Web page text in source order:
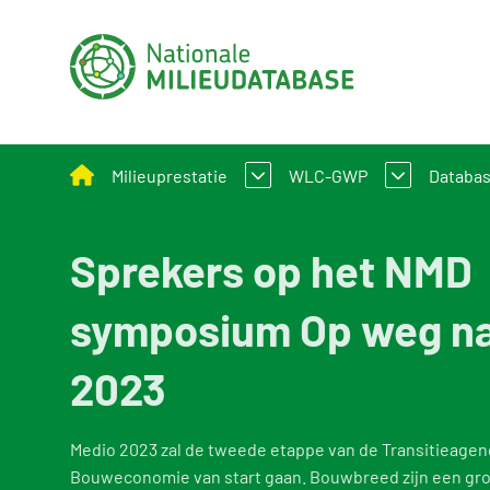
Milieuprestatie
Bepalingsmethode Milieuprestatie Bouwwerken
Milieuprestatieberekening
Rekeninstrumenten
Beleid en regelgeving
WLC-GWP
Wat is WLC-GWP
Over
Sprekers op het NMD
symposium Op weg
2023
Medio 2023 zal de tweede etappe van de
Bouweconomie van start gaan. Bouwbreed zijn een